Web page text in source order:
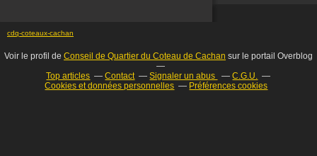
cdq-coteaux-cachan
Voir le profil de Conseil de Quartier du Coteau de Cachan sur le portail Overblog
Top articles
Contact Signaler un abus
C.G.U.
Cookies et données personnelles
Préférences cookies